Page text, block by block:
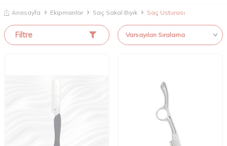
Anasayfa Ekipmanlar Saç Sakal Bıyık Saç Usturası
Filtre